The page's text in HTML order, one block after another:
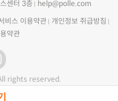
센터 3층
help@polle.com
비스 이용약관
개인정보 취급방침
약관
rights reserved.